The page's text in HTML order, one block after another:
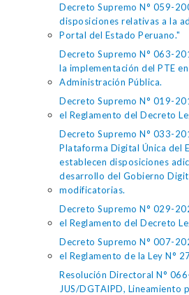
Decreto Supremo N° 059-
disposiciones relativas a la
Portal del Estado Peruano."
Decreto Supremo N° 063-
la implementación del PTE
Administración Pública.
Decreto Supremo N° 019-
el Reglamento del Decreto
Decreto Supremo N° 033-
Plataforma Digital Única del
establecen disposiciones
desarrollo del Gobierno
modificatorias.
Decreto Supremo N° 029-
el Reglamento del Decreto
Decreto Supremo N° 007-
el Reglamento de la Ley N°
Resolución Directoral N°
JUS/DGTAIPD, Lineamiento